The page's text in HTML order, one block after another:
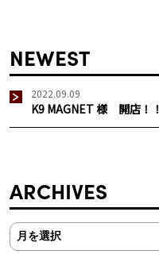
NEWEST
2022.09.09
K9 MAGNET 様 開店！！
ARCHIVES